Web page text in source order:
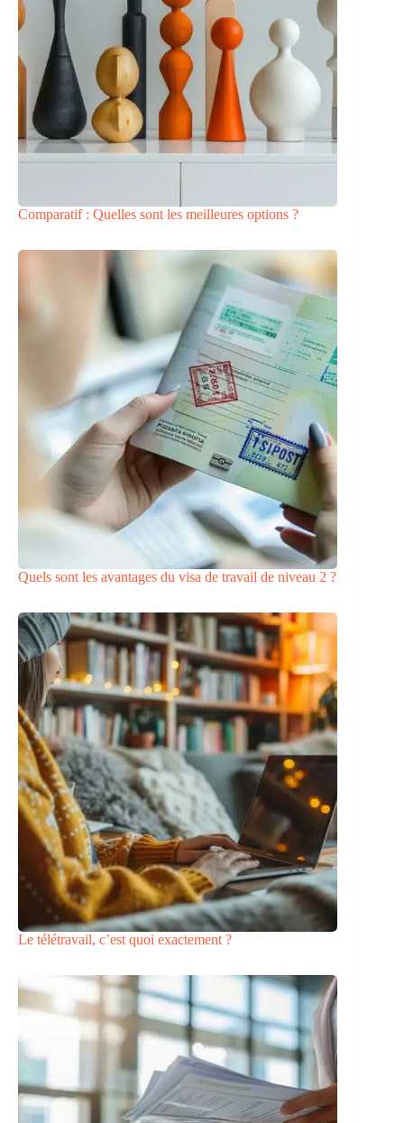
Comparatif : Quelles sont les meilleures options ?
Quels sont les avantages du visa de travail de niveau 2 ?
Le télétravail, c’est quoi exactement ?